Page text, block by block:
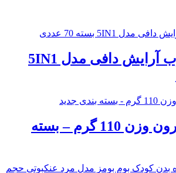
دستمال مرطوب آرایش دافی مدل 5IN1
صابون بچه دیترون وزن 110 گرم – بسته